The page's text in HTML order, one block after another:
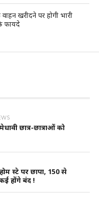
खरीदने पर होगी भारी
फायदे
छात्र-छात्राओं को
स्टे पर छापा, 150 से
होंगे बंद !